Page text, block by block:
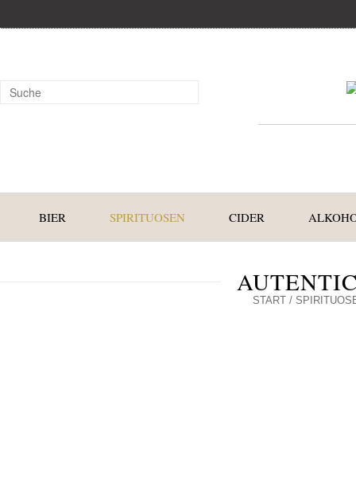
BIER SPIRITUOSEN CIDER
START/